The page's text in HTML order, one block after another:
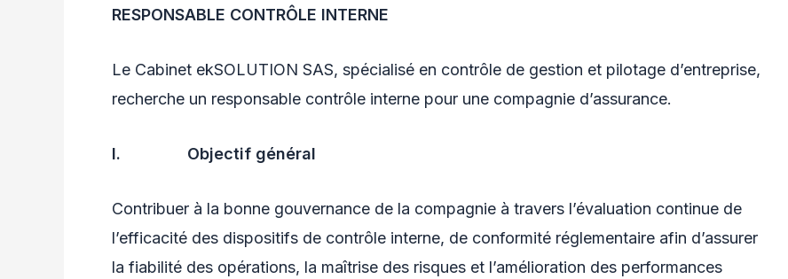
RESPONSABLE CONTRÔLE INTERNE
Le Cabinet ekSOLUTION SAS, spécialisé en contrôle de gestion et pilotage d’entreprise,
recherche un responsable contrôle interne pour une compagnie d’assurance.
I. Objectif général
Contribuer à la bonne gouvernance de la compagnie à travers l’évaluation continue de
l’efficacité des dispositifs de contrôle interne, de conformité réglementaire afin d’assurer
la fiabilité des opérations, la maîtrise des risques et l’amélioration des performances